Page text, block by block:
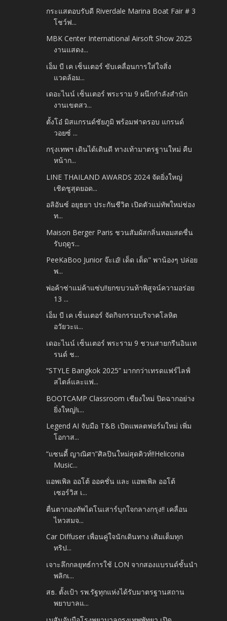
กระแสตอบรับดี Riverdale Marina Boat Fair # 3
โชว์ฟ...
MBK Center International Airsoft Show 2025
งานแสดง...
เอ็ม บี เค เซ็นเตอร์ ขับเคลื่อนการใส่ใจสิ่ง
แวดล้อม...
เดอะไนน์ เซ็นเตอร์ พระราม 9 ผนึกกำลังสำนัก
งานเขตสว...
ตั้งโอ๋ มิสแกรนด์ชัยภูมิ พร้อมฟาดรอบ แกรนด์
วอยซ์ ...
กรุงเทพฯ เดินได้เดินดี ทางเท้ามาตรฐานใหม่ คืบ
หน้าก...
LINE THAILAND AWARDS 2024 จัดยิ่งใหญ่
เชิดชูสุดยอด...
อลิอันซ์ อยุธยา ประกันชีวิต เปิดตัวแม่ทัพใหม่ช่อง
ท...
Maison Berger Paris ชวนสัมผัสกลิ่นหอมสดชื่น
รับฤดูร...
PeeKaBoo Junior จ๊ะเอ๋! เด็ด เด็ด" พาน้องๆ ปล่อย
พ...
พ่อค้าซ่าแม่ค้าแซ่บ!!ยกขบวนท้าพิสูจน์ความอร่อย
13 ...
เอ็ม บี เค เซ็นเตอร์ จัดกิจกรรมบริจาคโลหิต
อวัยวะแ...
เดอะไนน์ เซ็นเตอร์ พระราม 9 ชวนสายกรีนอินเท
รนด์ ช...
“STYLE Bangkok 2025” มากกว่าเทรดแฟร์ไลฟ์
สไตล์และแฟ...
BOOTCAMP Classroom เชียงใหม่ ปิดฉากอย่าง
ยิ่งใหญ่!เ...
Legend AI จับมือ T&B เปิดแพลตฟอร์มใหม่ เพิ่ม
โอกาส...
“แซนดี้ ญาณิศา”ศิลปินใหม่สุดคิวท์!!Heliconia
Music...
แอพเพิล ออโต้ ออคชั่น และ แอพเพิล ออโต้
เซอร์วิส เ...
ตื่นตากองทัพไดโนเสาร์บุกใจกลางกรุง!! เคลื่อน
ไหวสมจ...
Car Diffuser เพื่อนคู่ใจนักเดินทาง เติมเต็มทุก
ทริป...
เจาะลึกกลยุทธ์การใช้ LON จากสองแบรนด์ชั้นนำ
พลิกเ...
สธ. ตั้งเป้า รพ.รัฐทุกแห่งได้รับมาตรฐานสถาน
พยาบาลแ...